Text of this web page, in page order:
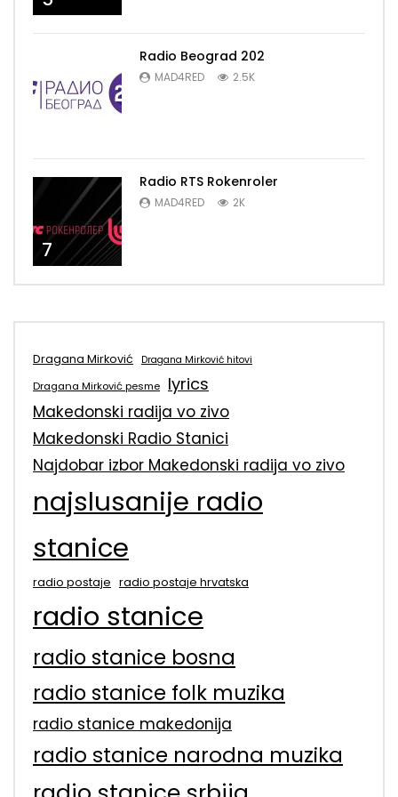
Radio Beograd 202
MAD4RED 2.5K
7
Radio RTS Rokenroler
MAD4RED 2K
Dragana Mirković Dragana Mirković hitovi
Dragana Mirković pesme lyrics
Makedonski radija vo zivo
Makedonski Radio Stanici
Najdobar izbor Makedonski radija vo zivo
najslusanije radio
stanice
radio postaje radio postaje hrvatska
radio stanice
radio stanice bosna
radio stanice folk muzika
radio stanice makedonija
radio stanice narodna muzika